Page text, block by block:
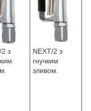
з
NEXT/2 з
гнучким
зливом.